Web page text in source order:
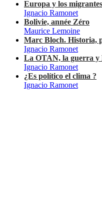
Europa y los
Ignacio Ramonet
Bolivie, année Zéro
Maurice Lemoine
Marc Bloch. Historia,
Ignacio Ramonet
La OTAN, la guerra y
Ignacio Ramonet
¿Es político el clima ?
Ignacio Ramonet